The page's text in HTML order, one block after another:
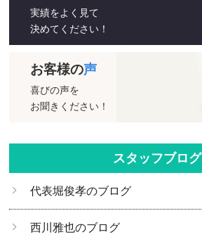
実績をよく見て
決めてください！
お客様の声
喜びの声を
お聞きください！
スタッフブログ
代表堀俊孝のブログ
西川雅也のブログ